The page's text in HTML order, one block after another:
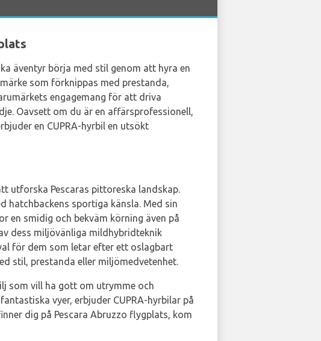
äventyr börja med stil genom att hyra en
som förknippas med prestanda,
engagemang för att driva
Oavsett om du är en affärsprofessionell,
en CUPRA-hyrbil en utsökt
utforska Pescaras pittoreska landskap.
hatchbackens sportiga känsla. Med sin
en smidig och bekväm körning även på
dess miljövänliga mildhybridteknik
för dem som letar efter ett oslagbart
stil, prestanda eller miljömedvetenhet.
som vill ha gott om utrymme och
vyer, erbjuder CUPRA-hyrbilar på
dig på Pescara Abruzzo flygplats, kom